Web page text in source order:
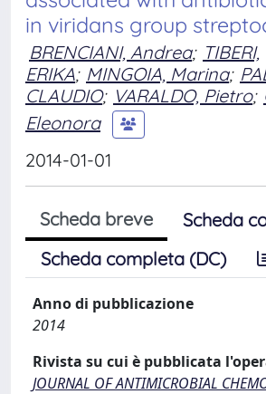
in viridans group
BRENCIANI, Andrea; TIBERI,
ERIKA; MINGOIA, Marina;
CLAUDIO; VARALDO, Pietro;
Eleonora
2014-01-01
Scheda breve
Scheda
Scheda completa (DC)
Anno di pubblicazione
2014
Rivista su cui è pubblicata
JOURNAL OF ANTIMICROBIAL